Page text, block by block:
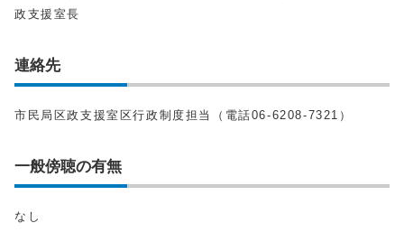
政支援室長
連絡先
市民局区政支援室区行政制度担当（電話06-6208-7321）
一般傍聴の有無
なし